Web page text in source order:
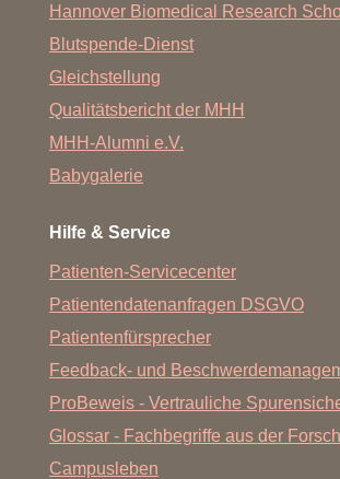
Hannover Biomedical Research
Blutspende-Dienst
Gleichstellung
Qualitätsbericht der MHH
MHH-Alumni e.V.
Babygalerie
Hilfe & Service
Patienten-Servicecenter
Patientendatenanfragen DSGVO
Patientenfürsprecher
Feedback- und
ProBeweis - Vertrauliche
Glossar - Fachbegriffe aus der
Campusleben